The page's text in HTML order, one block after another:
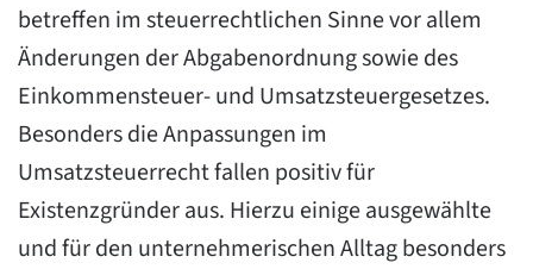
betreffen im steuerrechtlichen Sinne vor allem
Änderungen der Abgabenordnung sowie des
Einkommensteuer- und Umsatzsteuergesetzes.
Besonders die Anpassungen im
Umsatzsteuerrecht fallen positiv für
Existenzgründer aus. Hierzu einige ausgewählte
und für den unternehmerischen Alltag besonders